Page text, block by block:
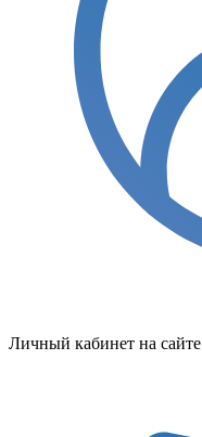
Личный кабинет на сайте